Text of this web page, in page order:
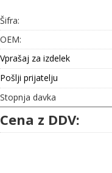
Šifra:
OEM:
Vprašaj za izdelek
Pošlji prijatelju
Stopnja davka
Cena z DDV: